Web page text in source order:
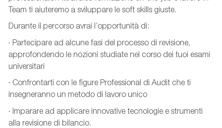
Team ti aiuteremo a sviluppare le soft skills giuste.
Durante il percorso avrai l’opportunità di:
· Partecipare ad alcune fasi del processo di revisione,
approfondendo le nozioni studiate nel corso dei tuoi esami
universitari
· Confrontarti con le figure Professional di Audit che ti
insegneranno un metodo di lavoro unico
· Imparare ad applicare innovative tecnologie e strumenti
alla revisione di bilancio.